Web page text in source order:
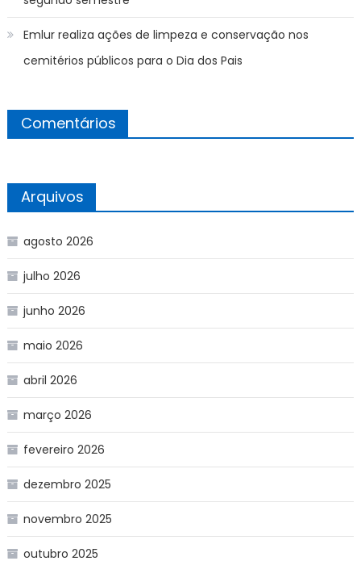
Emlur realiza ações de limpeza e conservação nos
cemitérios públicos para o Dia dos Pais
Comentários
Arquivos
agosto 2026
julho 2026
junho 2026
maio 2026
abril 2026
março 2026
fevereiro 2026
dezembro 2025
novembro 2025
outubro 2025